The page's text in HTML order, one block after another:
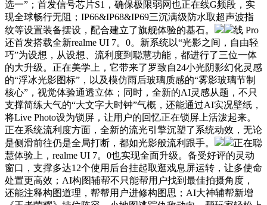
选一”；首发信号芯片S1，确保极限弱网也正在线G频段，实
现全球畅行无阻；IP66&IP68&IP69三沉满级防水取超声波指
纹等设置装备摆设，配合建立了旗舰体验的基石。
线 Pro
还首发搭载全新realme UI 7。0。新系统以“光影之间，自由轻
巧”为设想，从设想、流利度到聪慧功能，都进行了三位一体
的大升级。正在美学上，它带来了罗致自24小光阴影幻化灵感
的“浮冰光影图标”，以及模仿雨后玻璃质感的“雾影玻璃节制
核心”，视觉体验通透立体；同时，全新的AI灵感从题，不只
支撑简练大气的“大文字大时钟”气概，还能通过AI实况壁纸，
将Live Photo设为锁屏，让用户的回忆正在锁屏上活泼起来。
正在系统流利度方面，全新的流光引擎沉塑了系统动效，无论
是侧滑前往仍是全局打断，都如光影般流利跟手。
正在聪
慧体验上，realme UI 7。0也实现全面升级。备受好评的灵动
窗口，支撑多达12个使用后台挂起取逛戏息屏运转，让多使命
处置更高效；AI构图辅帮不只能帮用户找到最佳拍摄角度，
还能注释构图道理，帮帮用户进修构图思；AI大神辅帮新增